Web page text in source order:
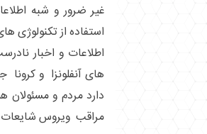
غیر ضرور و شبه
استفاده از تکنولوژی
اطلاعات و اخبار
های آنفلونزا و
دارد مردم و مسئولان
مراقب ویروس